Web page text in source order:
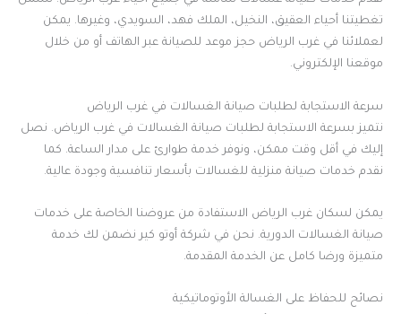
تغطيتنا أحياء العقيق، النخيل، الملك فهد، السويدي، وغيرها. يمكن
لعملائنا في غرب الرياض حجز موعد للصيانة عبر الهاتف أو من خلال
موقعنا الإلكتروني.
سرعة الاستجابة لطلبات صيانة الغسالات في غرب الرياض
نتميز بسرعة الاستجابة لطلبات صيانة الغسالات في غرب الرياض. نصل
إليك في أقل وقت ممكن، ونوفر خدمة طوارئ على مدار الساعة. كما
نقدم خدمات صيانة منزلية للغسالات بأسعار تنافسية وجودة عالية.
يمكن لسكان غرب الرياض الاستفادة من عروضنا الخاصة على خدمات
صيانة الغسالات الدورية. نحن في شركة أوتو كير نضمن لك خدمة
متميزة ورضا كامل عن الخدمة المقدمة.
نصائح للحفاظ على الغسالة الأوتوماتيكية